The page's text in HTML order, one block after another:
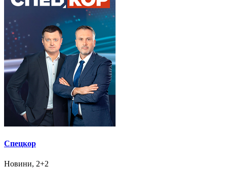
Спецкор
Новини, 2+2